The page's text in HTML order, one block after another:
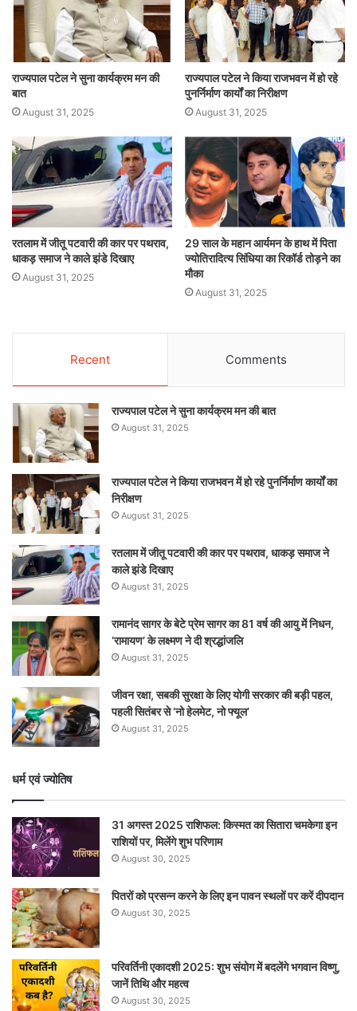
राज्यपाल पटेल ने सुना कार्यक्रम मन की
बात
August 31, 2025
राज्यपाल पटेल ने किया राजभवन में हो रहे
पुनर्निर्माण कार्यों का निरीक्षण
August 31, 2025
रतलाम में जीतू पटवारी की कार पर पथराव,
धाकड़ समाज ने काले झंडे दिखाए
August 31, 2025
29 साल के महान आर्यमन के हाथ में पिता
ज्योतिरादित्य सिंधिया का रिकॉर्ड तोड़ने का
मौका
August 31, 2025
Recent Comments
राज्यपाल पटेल ने सुना कार्यक्रम मन की बात
August 31, 2025
राज्यपाल पटेल ने किया राजभवन में हो रहे पुनर्निर्माण कार्यों का
निरीक्षण
August 31, 2025
रतलाम में जीतू पटवारी की कार पर पथराव, धाकड़ समाज ने
काले झंडे दिखाए
August 31, 2025
रामानंद सागर के बेटे प्रेम सागर का 81 वर्ष की आयु में निधन,
‘रामायण’ के लक्ष्मण ने दी श्रद्धांजलि
August 31, 2025
जीवन रक्षा, सबकी सुरक्षा के लिए योगी सरकार की बड़ी पहल,
पहली सितंबर से ‘नो हेलमेट, नो फ्यूल’
August 31, 2025
धर्म एवं ज्योतिष
31 अगस्त 2025 राशिफल: किस्मत का सितारा चमकेगा इन
राशियों पर, मिलेंगे शुभ परिणाम
August 30, 2025
पितरों को प्रसन्न करने के लिए इन पावन स्थलों पर करें दीपदान
August 30, 2025
परिवर्तिनी एकादशी 2025: शुभ संयोग में बदलेंगे भगवान विष्णु,
जानें तिथि और महत्व
August 30, 2025